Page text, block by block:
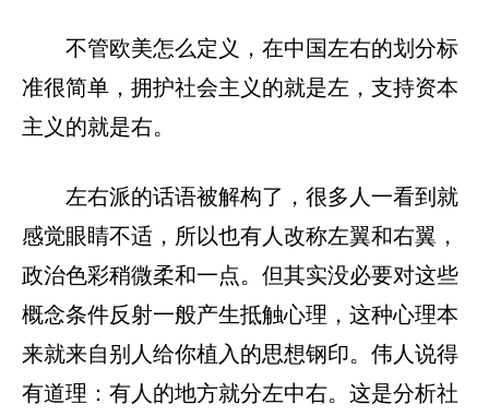
不管欧美怎么定义，在中国左右的划分标
准很简单，拥护社会主义的就是左，支持资本
主义的就是右。
左右派的话语被解构了，很多人一看到就
感觉眼睛不适，所以也有人改称左翼和右翼，
政治色彩稍微柔和一点。但其实没必要对这些
概念条件反射一般产生抵触心理，这种心理本
来就来自别人给你植入的思想钢印。伟人说得
有道理：有人的地方就分左中右。这是分析社